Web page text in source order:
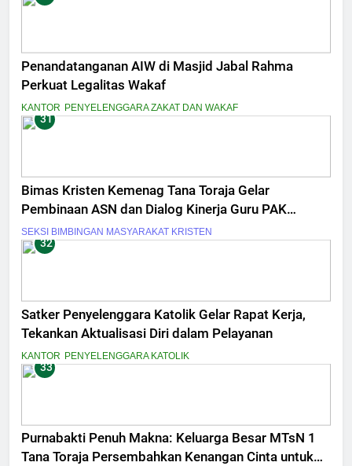
Penandatanganan AIW di Masjid Jabal Rahma
Perkuat Legalitas Wakaf
KANTOR PENYELENGGARA ZAKAT DAN WAKAF
31
Bimas Kristen Kemenag Tana Toraja Gelar
Pembinaan ASN dan Dialog Kinerja Guru PAK
Tingkat Menengah
SEKSI BIMBINGAN MASYARAKAT KRISTEN
32
Satker Penyelenggara Katolik Gelar Rapat Kerja,
Tekankan Aktualisasi Diri dalam Pelayanan
KANTOR PENYELENGGARA KATOLIK
33
Purnabakti Penuh Makna: Keluarga Besar MTsN 1
Tana Toraja Persembahkan Kenangan Cinta untuk